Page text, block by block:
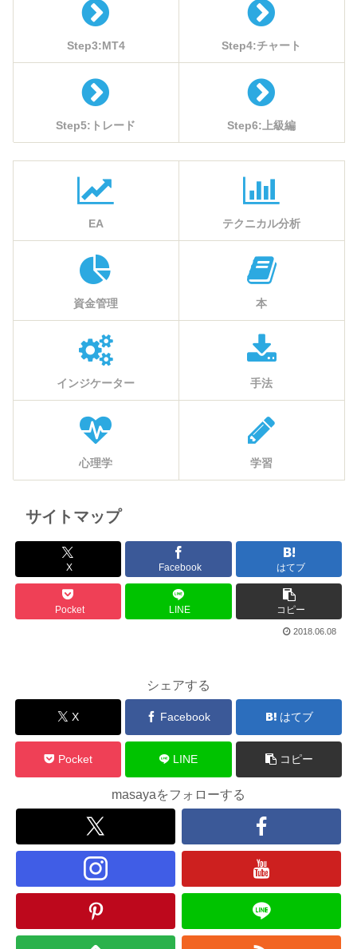
Step3:MT4 Step4:チャート
Step5:トレード Step6:上級編
EA テクニカル分析
資金管理 本
インジケーター 手法
心理学 学習
サイトマップ
X Facebook はてブ
Pocket LINE コピー
2018.06.08
シェアする
X Facebook はてブ
Pocket LINE コピー
masayaをフォローする